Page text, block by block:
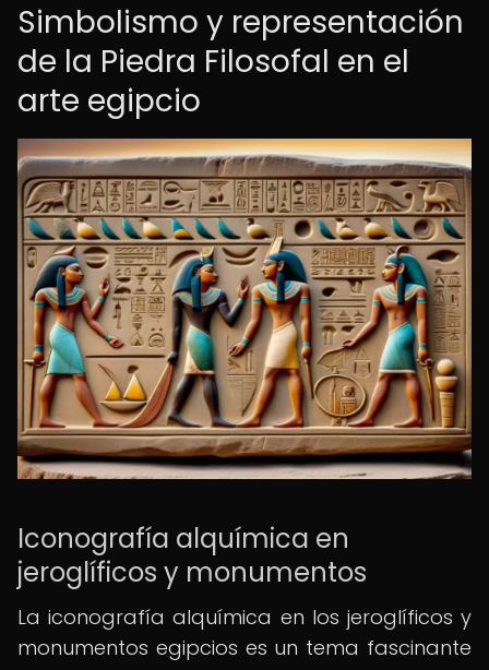
Simbolismo y representación
de la Piedra Filosofal en el
arte egipcio
Iconografía alquímica en
jeroglíficos y monumentos
La iconografía alquímica en los jeroglíficos y
monumentos egipcios es un tema fascinante